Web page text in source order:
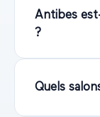
Antibes
?
Quels